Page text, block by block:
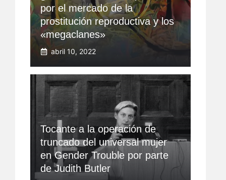
por el mercado de la
prostitución reproductiva y los
«megaclanes»
abril 10, 2022
Tocante a la operación de
truncado del universal mujer
en Gender Trouble por parte
de Judith Butler